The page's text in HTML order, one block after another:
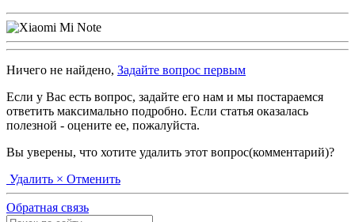
Ничего не найдено, Задайте вопрос первым
Если у Вас есть вопрос, задайте его нам и мы постараемся
ответить максимально подробно. Если статья оказалась
полезной - оцените ее, пожалуйста.
Вы уверены, что хотите удалить этот вопрос(комментарий)?
Удалить × Отменить
Обратная связь